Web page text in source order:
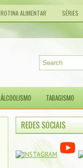
ROTINA ALIMENTAR SÉRIES
ÁLCOOLISMO TABAGISMO
REDES SOCIAIS